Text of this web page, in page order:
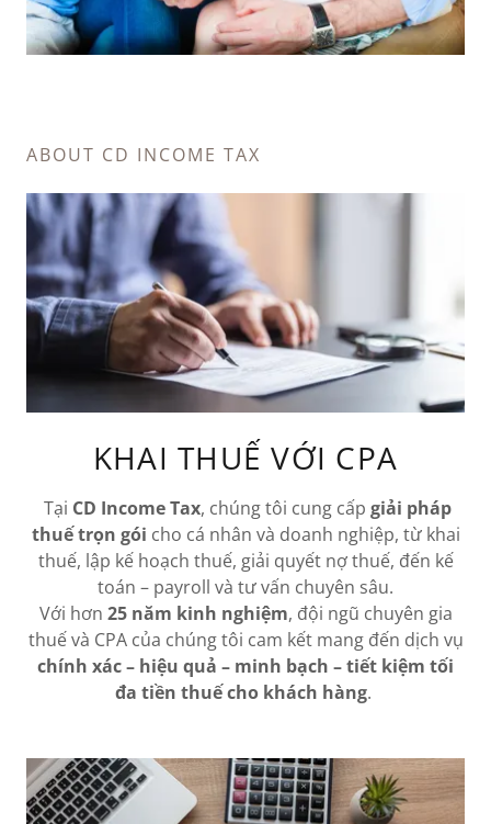
ABOUT CD INCOME TAX
KHAI THUẾ VỚI CPA
Tại CD Income Tax, chúng tôi cung cấp giải pháp
thuế trọn gói cho cá nhân và doanh nghiệp, từ khai
thuế, lập kế hoạch thuế, giải quyết nợ thuế, đến kế
toán – payroll và tư vấn chuyên sâu.
Với hơn 25 năm kinh nghiệm, đội ngũ chuyên gia
thuế và CPA của chúng tôi cam kết mang đến dịch vụ
chính xác – hiệu quả – minh bạch – tiết kiệm tối
đa tiền thuế cho khách hàng.